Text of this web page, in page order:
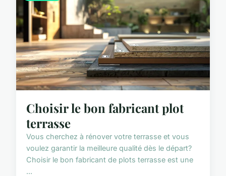
Choisir le bon fabricant plot
terrasse
Vous cherchez à rénover votre terrasse et vous
voulez garantir la meilleure qualité dès le départ?
Choisir le bon fabricant de plots terrasse est une
...